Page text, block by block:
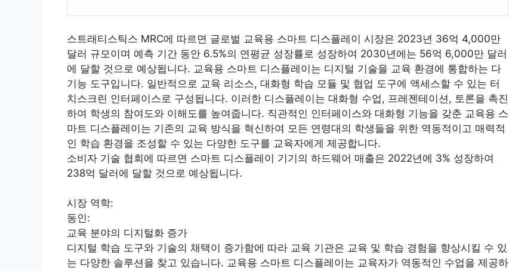
스트래티스틱스 MRC에 따르면 글로벌 교육용 스마트 디스플레이 시장은 2023년 36억 4,000만
달러 규모이며 예측 기간 동안 6.5%의 연평균 성장률로 성장하여 2030년에는 56억 6,000만 달러
에 달할 것으로 예상됩니다. 교육용 스마트 디스플레이는 디지털 기술을 교육 환경에 통합하는 다
기능 도구입니다. 일반적으로 교육 리소스, 대화형 학습 모듈 및 협업 도구에 액세스할 수 있는 터
치스크린 인터페이스로 구성됩니다. 이러한 디스플레이는 대화형 수업, 프레젠테이션, 토론을 촉진
하여 학생의 참여도와 이해도를 높여줍니다. 직관적인 인터페이스와 대화형 기능을 갖춘 교육용 스
마트 디스플레이는 기존의 교육 방식을 혁신하여 모든 연령대의 학생들을 위한 역동적이고 매력적
인 학습 환경을 조성할 수 있는 다양한 도구를 교육자에게 제공합니다.
소비자 기술 협회에 따르면 스마트 디스플레이 기기의 하드웨어 매출은 2022년에 3% 성장하여
238억 달러에 달할 것으로 예상됩니다.
시장 역학:
동인:
교육 분야의 디지털화 증가
디지털 학습 도구와 기술의 채택이 증가함에 따라 교육 기관은 교육 및 학습 경험을 향상시킬 수 있
는 다양한 솔루션을 찾고 있습니다. 교육용 스마트 디스플레이는 교육자가 역동적인 수업을 제공하